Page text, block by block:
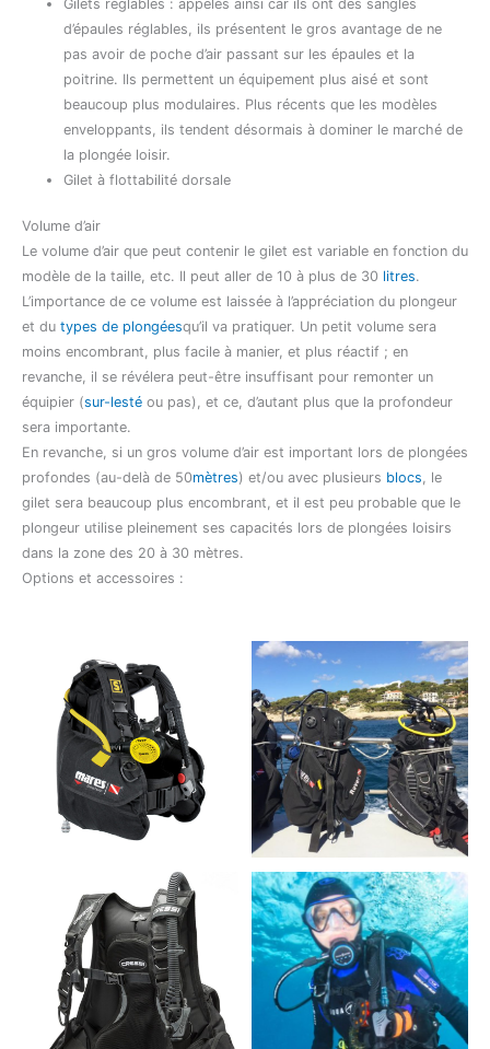
Gilets réglables : appelés ainsi car ils ont des sangles
d’épaules réglables, ils présentent le gros avantage de ne
pas avoir de poche d’air passant sur les épaules et la
poitrine. Ils permettent un équipement plus aisé et sont
beaucoup plus modulaires. Plus récents que les modèles
enveloppants, ils tendent désormais à dominer le marché de
la plongée loisir.
Gilet à flottabilité dorsale
Volume d’air
Le volume d’air que peut contenir le gilet est variable en fonction du
modèle de la taille, etc. Il peut aller de 10 à plus de 30 litres.
L’importance de ce volume est laissée à l’appréciation du plongeur
et du types de plongéesqu’il va pratiquer. Un petit volume sera
moins encombrant, plus facile à manier, et plus réactif ; en
revanche, il se révélera peut-être insuffisant pour remonter un
équipier (sur-lesté ou pas), et ce, d’autant plus que la profondeur
sera importante.
En revanche, si un gros volume d’air est important lors de plongées
profondes (au-delà de 50mètres) et/ou avec plusieurs blocs, le
gilet sera beaucoup plus encombrant, et il est peu probable que le
plongeur utilise pleinement ses capacités lors de plongées loisirs
dans la zone des 20 à 30 mètres.
Options et accessoires :